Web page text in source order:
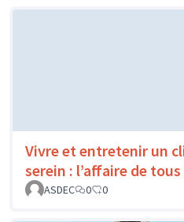
Vivre et entretenir un
serein : l’affaire de tous
ASDEC
0 0